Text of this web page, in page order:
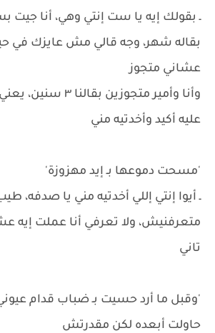
ـ بقولك إيه يا ست إنتي وهي، أنا جيت
بقاله شهر، وجه قالي مش عايزك في
عشاني متجوز
وأنا وأمير متجوزين
عليه أكيد وأخدتيه مني
'مسحت دموعها بـ إيد مهزوزة'
ـ أيوا إنتي إللي أخدتيه مني يا صدفه،
متعرفنيش، ولا تعرفي أنا عملت إيه
تاني
'وقبل ما أرد حسيت بـ ضباب قدام
حاولت أبعده لكن مقدرتش